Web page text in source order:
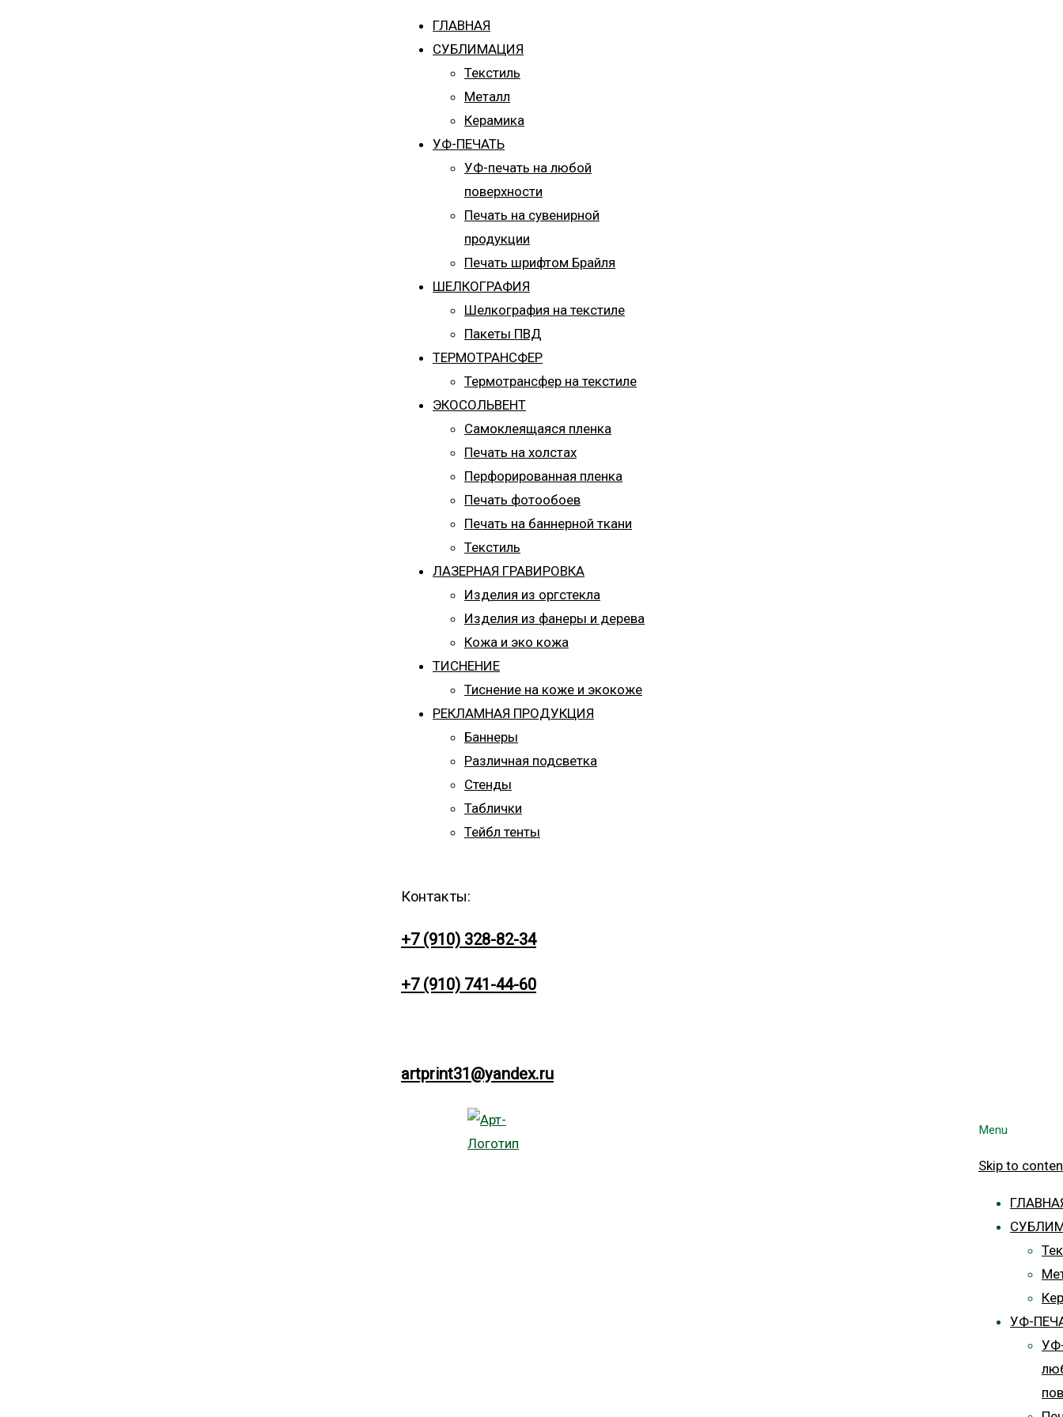
ГЛАВНАЯ
СУБЛИМАЦИЯ
Текстиль
Металл
Керамика
УФ-ПЕЧАТЬ
УФ-печать на любой
поверхности
Печать на сувенирной
продукции
Печать шрифтом Брайля
ШЕЛКОГРАФИЯ
Шелкография на текстиле
Пакеты ПВД
ТЕРМОТРАНСФЕР
Термотрансфер на текстиле
ЭКОСОЛЬВЕНТ
Самоклеящаяся пленка
Печать на холстах
Перфорированная пленка
Печать фотообоев
Печать на баннерной ткани
Текстиль
ЛАЗЕРНАЯ ГРАВИРОВКА
Изделия из оргстекла
Изделия из фанеры и дерева
Кожа и эко кожа
ТИСНЕНИЕ
Тиснение на коже и экокоже
РЕКЛАМНАЯ ПРОДУКЦИЯ
Баннеры
Различная подсветка
Стенды
Таблички
Тейбл тенты
Контакты:
+7 (910) 328-82-34
+7 (910) 741-44-60
artprint31@yandex.ru
Menu
Skip to
УФ-